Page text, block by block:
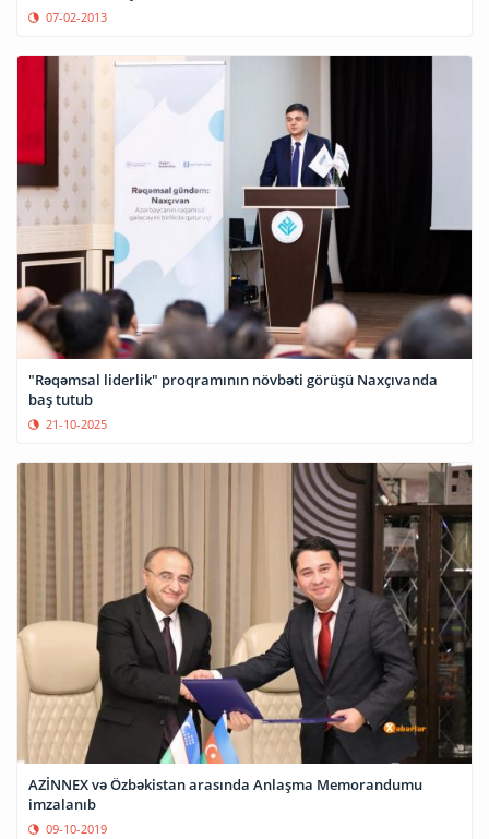
07-02-2013
"Rəqəmsal liderlik" proqramının növbəti görüşü Naxçıvanda
baş tutub
21-10-2025
AZİNNEX və Özbəkistan arasında Anlaşma Memorandumu
imzalanıb
09-10-2019